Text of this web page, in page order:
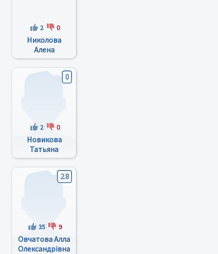
2 0
Николова
Алена
Ивановна
0
2 0
Новикова
Татьяна
Михайловна
2.8
35 9
Овчатова Алла
Олександрівна